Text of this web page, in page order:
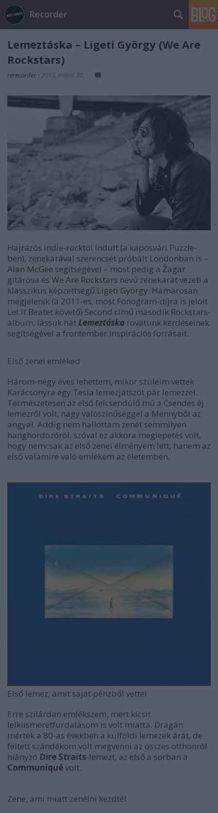
Recorder
Lemeztáska – Ligeti György (We Are
Rockstars)
rerecorder • 2013. május 30.
Hajrázós indie-rocktól indult (a kaposvári Puzzle-
ben), zenekarával szerencsét próbált Londonban is –
Alan McGee segítségével – most pedig a Žagar
gitárosa és We Are Rockstars nevű zenekarát vezeti a
klasszikus képzettségű Ligeti György. Hamarosan
megjelenik (a 2011-es, most Fonogram-díjra is jelölt
Let It Beatet követő) Second című második Rockstars-
album, lássuk hátLemeztáska rovatunk kérdéseinek
segítségével a frontember inspirációs forrásait.
Első zenei emléked
Három-négy éves lehettem, mikor szüleim vettek
Karácsonyra egy Tesla lemezjátszót pár lemezzel.
Természetesen az első felcsendülő mű a Csendes éj
lemezről volt, nagy valószínűséggel a Mennyből az
angyal. Addig nem hallottam zenét semmilyen
hanghordozóról, szóval ez akkora meglepetés volt,
hogy nemcsak az első zenei élményem lett, hanem az
első valamire való emlékem az életemben.
Első lemez, amit saját pénzből vettél
Erre szilárdan emlékszem, mert kicsit
lelkiismeretfurdalásom is volt miatta. Drágán
mérték a 80-as években a külföldi lemezek árát, de
feltett szándékom volt megvenni az összes otthonról
hiányzó Dire Straits-lemezt, az első a sorban a
Communiquévolt.
Zene, ami miatt zenélni kezdtél